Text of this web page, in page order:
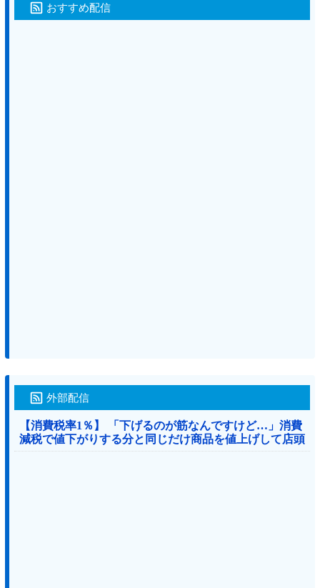
おすすめ配信
外部配信
【消費税率1％】 「下げるのが筋なんですけど…」消費
減税で値下がりする分と同じだけ商品を値上げして店頭
価格を変えない店も